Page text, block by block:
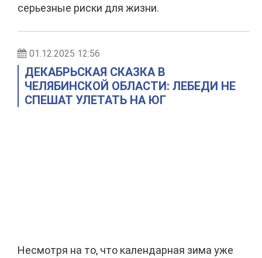
серьезные риски для жизни.
01.12.2025 12:56
ДЕКАБРЬСКАЯ СКАЗКА В
ЧЕЛЯБИНСКОЙ ОБЛАСТИ: ЛЕБЕДИ НЕ
СПЕШАТ УЛЕТАТЬ НА ЮГ
Несмотря на то, что календарная зима уже